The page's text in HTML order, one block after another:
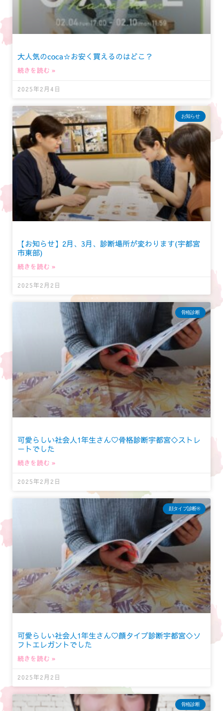
大人気のcoca☆お安く買えるのはどこ？
続きを読む »
2025年2月4日
お知らせ
【お知らせ】2月、3月、診断場所が変わります(宇都宮
市東部)
続きを読む »
2025年2月2日
骨格診断
可愛らしい社会人1年生さん♡骨格診断宇都宮◇ストレ
ートでした
続きを読む »
2025年2月2日
顔タイプ診断®︎
可愛らしい社会人1年生さん♡顔タイプ診断宇都宮◇ソ
フトエレガントでした
続きを読む »
2025年2月2日
骨格診断